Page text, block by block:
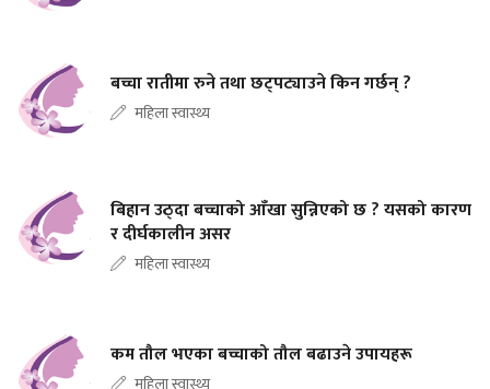
बच्चा रातीमा रुने तथा छट्पट्याउने किन गर्छन् ?
महिला स्वास्थ्य
बिहान उठ्दा बच्चाको आँखा सुन्निएको छ ? यसको कारण
र दीर्घकालीन असर
महिला स्वास्थ्य
कम तौल भएका बच्चाको तौल बढाउने उपायहरू
महिला स्वास्थ्य